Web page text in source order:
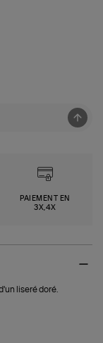
PAIEMENT EN
3X,4X
liseré doré.